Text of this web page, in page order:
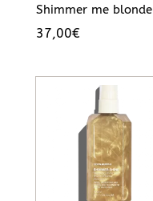
Shimmer me blonde
37,00€